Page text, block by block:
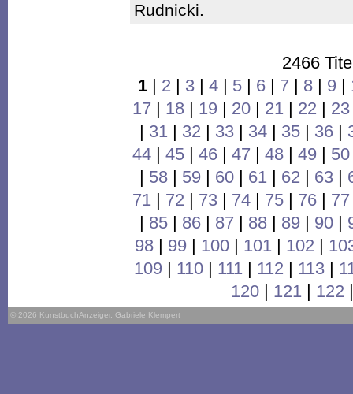
Rudnicki.
2466
1| 2 | 3| 4| 5| 6| 7 | 8| 9|
17 | 18| 19| 20| 21| 22 | 23
| 31| 32 | 33| 34| 35| 36|
44| 45| 46| 47 | 48| 49| 50
| 58| 59| 60| 61| 62 | 63|
71| 72 | 73| 74| 75| 76| 77
| 85| 86| 87 | 88| 89| 90|
98| 99| 100| 101| 102 |
109| 110| 111| 112 | 113|
120 | 121 | 122
© 2026 KunstbuchAnzeiger, Gabriele Klempert